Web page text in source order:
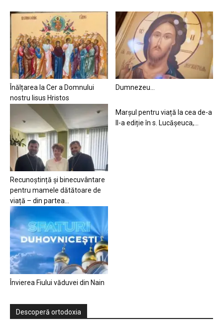
Înălțarea la Cer a Domnului
nostru Iisus Hristos
Dumnezeu…
Recunoștință și binecuvântare
pentru mamele dătătoare de
viață – din partea...
Marșul pentru viață la cea de-a
II-a ediție în s. Lucășeuca,...
Învierea Fiului văduvei din Nain
Descoperă ortodoxia